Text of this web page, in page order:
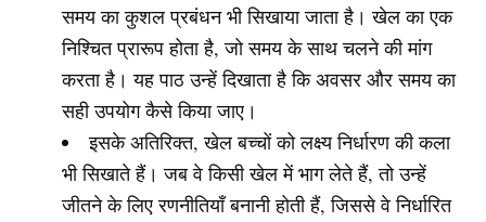
समय का कुशल प्रबंधन भी सिखाया जाता है। खेल का एक
निश्चित प्रारूप होता है, जो समय के साथ चलने की मांग
करता है। यह पाठ उन्हें दिखाता है कि अवसर और समय का
सही उपयोग कैसे किया जाए।
इसके अतिरिक्त, खेल बच्चों को लक्ष्य निर्धारण की कला
भी सिखाते हैं। जब वे किसी खेल में भाग लेते हैं, तो उन्हें
जीतने के लिए रणनीतियाँ बनानी होती हैं, जिससे वे निर्धारित